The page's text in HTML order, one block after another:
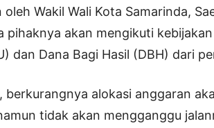
Wakil Wali Kota Samarinda,
pihaknya akan mengikuti
dan Dana Bagi Hasil (DBH) dari
berkurangnya alokasi anggaran
tidak akan mengganggu